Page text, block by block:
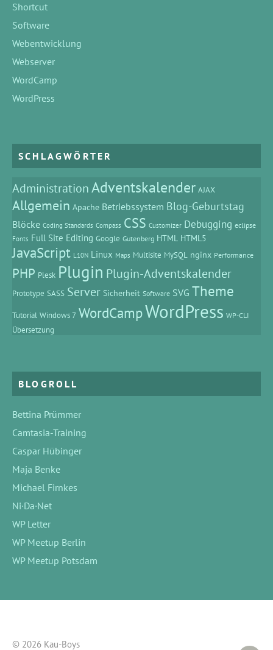
Shortcut
Software
Webentwicklung
Webserver
WordCamp
WordPress
SCHLAGWÖRTER
AdministrationAdventskalender AJAX
Allgemein Apache Betriebssystem Blog-Geburtstag
Blöcke Coding Standards Compass CSS Customizer Debugging eclipse
Fonts Full Site Editing Google Gutenberg HTML HTML5
JavaScript L10N Linux Maps Multisite MySQL nginx Performance
PHP Plesk Plugin Plugin-Adventskalender
Prototype SASS Server Sicherheit Software SVG Theme
Tutorial Windows 7 WordCampWordPress WP-CLI
Übersetzung
BLOGROLL
Bettina Prümmer
Camtasia-Training
Caspar Hübinger
Maja Benke
Michael Firnkes
Ni·Da·Net
WP Letter
WP Meetup Berlin
WP Meetup Potsdam
© 2026 Kau-Boys